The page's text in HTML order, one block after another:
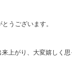
うございます。
上がり、大変嬉しく思